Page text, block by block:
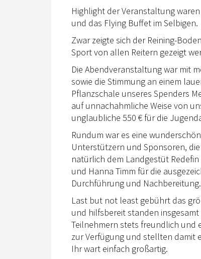
Highlight der Veranstaltung
und das Flying Buffet im Selbigen.
Zwar zeigte sich der Reining-
Sport von allen Reitern gezeigt
Die Abendveranstaltung war mit
sowie die Stimmung an einem
Pflanzschale unseres Spenders
auf unnachahmliche Weise von
unglaubliche 550 € für die
Rundum war es eine
Unterstützern und Sponsoren,
natürlich dem Landgestüt
und Hanna Timm für die
Durchführung und Nachbereitung.
Last but not least gebührt das
und hilfsbereit standen
Teilnehmern stets freundlich und
zur Verfügung und stellten damit
Ihr wart einfach großartig.